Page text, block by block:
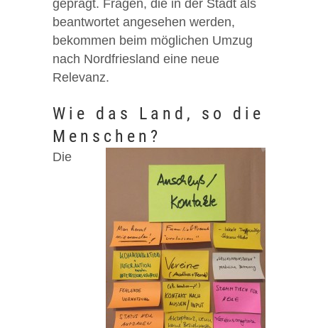
geprägt. Fragen, die in der Stadt als
beantwortet angesehen werden,
bekommen beim möglichen Umzug
nach Nordfriesland eine neue
Relevanz.
Wie das Land, so die
Menschen?
Die